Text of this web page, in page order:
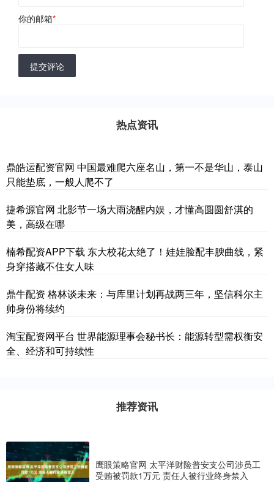
你的邮箱*
提交评论
热点资讯
鼎皓运配资官网 中国最难爬六座名山，第一不是华山，泰山
只能垫底，一般人爬不了
捷希源官网 北影节一场大雨浇醒内娱，才懂高圆圆舒淇的
美，高级在哪
楠希配资APP下载 东大校花太绝了！娃娃脸配丰腴曲线，紧
身穿搭藏不住女人味
鼎牛配资 格林谈未来：与库里计划再战两三年，坚信科尔主
帅身份将续约
淘宝配资网平台 世界能源理事会秘书长：能源转型需权衡安
全、经济和可持续性
推荐资讯
鹰眼策略官网 太平洋财险普安支公司涉员工
受贿被罚款1万元 责任人被行业终身禁入